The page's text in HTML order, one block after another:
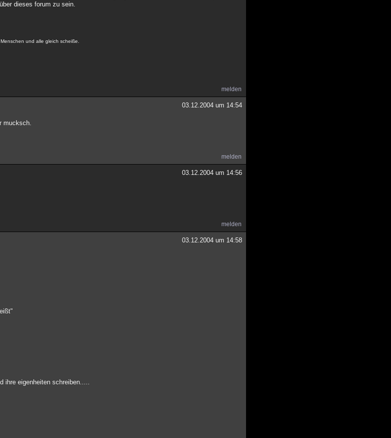
dieses forum zu sein.
und alle gleich scheiße.
melden
03.12.2004 um 14:54
mucksch.
melden
03.12.2004 um 14:56
melden
03.12.2004 um 14:58
ihre eigenheiten schreiben.....